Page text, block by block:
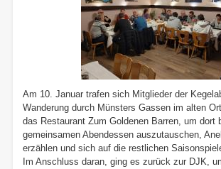
Am 10. Januar trafen sich Mitglieder der
Wanderung durch Münsters Gassen im alten
das Restaurant Zum Goldenen Barren, um dort
gemeinsamen Abendessen auszutauschen,
erzählen und sich auf die restlichen
Im Anschluss daran, ging es zurück zur DJK,